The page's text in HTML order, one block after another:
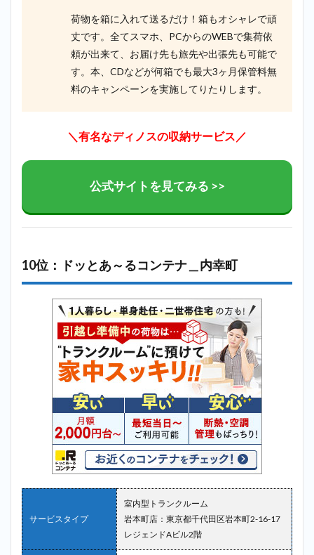
荷物を箱に入れて送るだけ！箱もオシャレで頑
丈です。全てスマホ、PCからのWEBで集荷依
頼が出来て、お届け先も旅先や出張先も可能で
す。本、CDなどが何箱でも最大3ヶ月保管料無
料のキャンペーンを実施してりたりします。
＼有名なディノスの収納サービス／
公式サイトを見てみる >>
10位：ドッとあ～るコンテナ＿内幸町
サービスタイプ
室内型トランクルーム
岩本町店：東京都千代田区岩本町2-16-17
レジェンドAビル2階